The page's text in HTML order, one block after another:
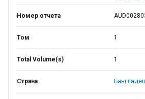
Номер отчета
Том 1
Total Volume(s) 1
Страна